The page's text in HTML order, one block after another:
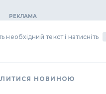
текст і натисніть
НОВИНОЮ